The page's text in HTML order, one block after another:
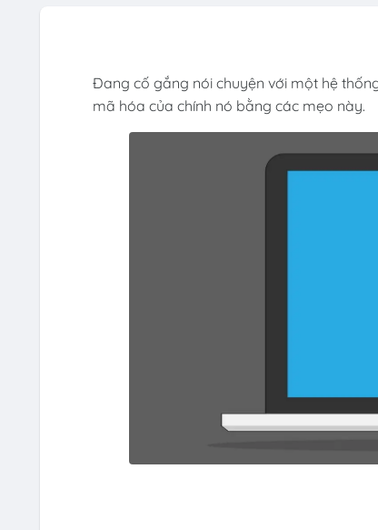
Đang cố gắng nói chuyện với một hệ
mã hóa của chính nó bằng các mẹo này.